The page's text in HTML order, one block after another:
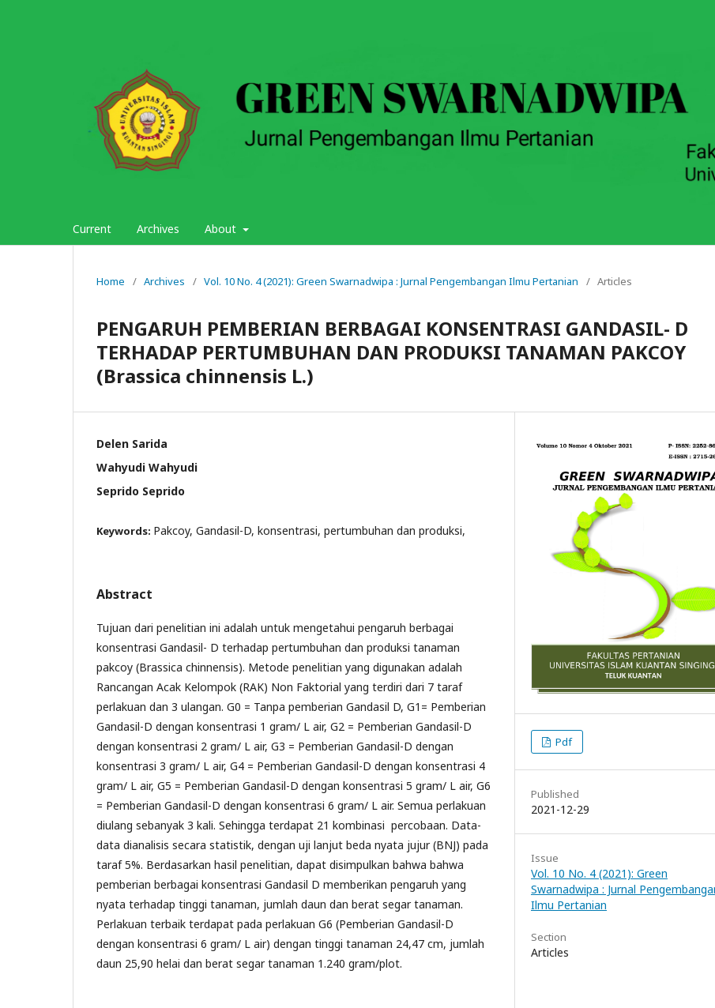
Current Archives About
Home / Archives / Vol. 10 No. 4 (2021): Green Swarnadwipa : Jurnal Pengembangan Ilmu Pertanian / Articles
PENGARUH PEMBERIAN BERBAGAI KONSENTRASI GANDASIL- D
TERHADAP PERTUMBUHAN DAN PRODUKSI TANAMAN PAKCOY
(Brassica chinnensis L.)
Delen Sarida
Wahyudi Wahyudi
Seprido Seprido
Keywords: Pakcoy, Gandasil-D, konsentrasi, pertumbuhan dan produksi,
Abstract
Tujuan dari penelitian ini adalah untuk mengetahui pengaruh berbagai
konsentrasi Gandasil- D terhadap pertumbuhan dan produksi tanaman
pakcoy (Brassica chinnensis). Metode penelitian yang digunakan adalah
Rancangan Acak Kelompok (RAK) Non Faktorial yang terdiri dari 7 taraf
perlakuan dan 3 ulangan. G0 = Tanpa pemberian Gandasil D, G1= Pemberian
Gandasil-D dengan konsentrasi 1 gram/ L air, G2 = Pemberian Gandasil-D
dengan konsentrasi 2 gram/ L air, G3 = Pemberian Gandasil-D dengan
konsentrasi 3 gram/ L air, G4 = Pemberian Gandasil-D dengan konsentrasi 4
gram/ L air, G5 = Pemberian Gandasil-D dengan konsentrasi 5 gram/ L air, G6
= Pemberian Gandasil-D dengan konsentrasi 6 gram/ L air. Semua perlakuan
diulang sebanyak 3 kali. Sehingga terdapat 21 kombinasi percobaan. Data-
data dianalisis secara statistik, dengan uji lanjut beda nyata jujur (BNJ) pada
taraf 5%. Berdasarkan hasil penelitian, dapat disimpulkan bahwa bahwa
pemberian berbagai konsentrasi Gandasil D memberikan pengaruh yang
nyata terhadap tinggi tanaman, jumlah daun dan berat segar tanaman.
Perlakuan terbaik terdapat pada perlakuan G6 (Pemberian Gandasil-D
dengan konsentrasi 6 gram/ L air) dengan tinggi tanaman 24,47 cm, jumlah
daun 25,90 helai dan berat segar tanaman 1.240 gram/plot.
Pdf
Published
2021-12-29
Issue
Vol. 10 No. 4 (2021): Green
Swarnadwipa : Jurnal
Ilmu Pertanian
Section
Articles